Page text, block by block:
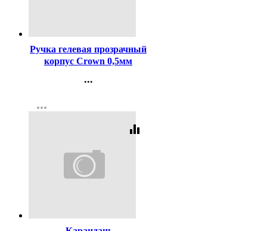
Ручка гелевая прозрачный
корпус Crown 0,5мм
...
Регистрация
more_horiz
equalizer